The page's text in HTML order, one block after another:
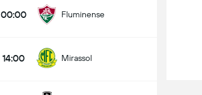
00:00 Fluminense
14:00 Mirassol